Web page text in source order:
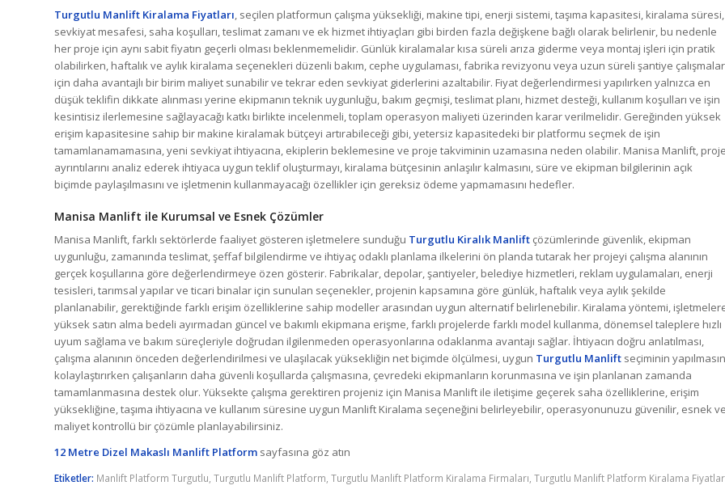
Turgutlu Manlift Kiralama Fiyatları, seçilen platformun çalışma yüksekliği, makine tipi, enerji sistemi, taşıma kapasitesi, kiralama süresi,
sevkiyat mesafesi, saha koşulları, teslimat zamanı ve ek hizmet ihtiyaçları gibi birden fazla değişkene bağlı olarak belirlenir, bu nedenle
her proje için aynı sabit fiyatın geçerli olması beklenmemelidir. Günlük kiralamalar kısa süreli arıza giderme veya montaj işleri için pratik
olabilirken, haftalık ve aylık kiralama seçenekleri düzenli bakım, cephe uygulaması, fabrika revizyonu veya uzun süreli şantiye
için daha avantajlı bir birim maliyet sunabilir ve tekrar eden sevkiyat giderlerini azaltabilir. Fiyat değerlendirmesi yapılırken yalnızca en
düşük teklifin dikkate alınması yerine ekipmanın teknik uygunluğu, bakım geçmişi, teslimat planı, hizmet desteği, kullanım koşulları ve işin
kesintisiz ilerlemesine sağlayacağı katkı birlikte incelenmeli, toplam operasyon maliyeti üzerinden karar verilmelidir. Gereğinden yüksek
erişim kapasitesine sahip bir makine kiralamak bütçeyi artırabileceği gibi, yetersiz kapasitedeki bir platformu seçmek de işin
tamamlanamamasına, yeni sevkiyat ihtiyacına, ekiplerin beklemesine ve proje takviminin uzamasına neden olabilir. Manisa Manlift,
ayrıntılarını analiz ederek ihtiyaca uygun teklif oluşturmayı, kiralama bütçesinin anlaşılır kalmasını, süre ve ekipman bilgilerinin açık
biçimde paylaşılmasını ve işletmenin kullanmayacağı özellikler için gereksiz ödeme yapmamasını hedefler.
Manisa Manlift ile Kurumsal ve Esnek Çözümler
Manisa Manlift, farklı sektörlerde faaliyet gösteren işletmelere sunduğu Turgutlu Kiralık Manlift çözümlerinde güvenlik, ekipman
uygunluğu, zamanında teslimat, şeffaf bilgilendirme ve ihtiyaç odaklı planlama ilkelerini ön planda tutarak her projeyi çalışma alanının
gerçek koşullarına göre değerlendirmeye özen gösterir. Fabrikalar, depolar, şantiyeler, belediye hizmetleri, reklam uygulamaları, enerji
tesisleri, tarımsal yapılar ve ticari binalar için sunulan seçenekler, projenin kapsamına göre günlük, haftalık veya aylık şekilde
planlanabilir, gerektiğinde farklı erişim özelliklerine sahip modeller arasından uygun alternatif belirlenebilir. Kiralama yöntemi,
yüksek satın alma bedeli ayırmadan güncel ve bakımlı ekipmana erişme, farklı projelerde farklı model kullanma, dönemsel taleplere hızlı
uyum sağlama ve bakım süreçleriyle doğrudan ilgilenmeden operasyonlarına odaklanma avantajı sağlar. İhtiyacın doğru anlatılması,
çalışma alanının önceden değerlendirilmesi ve ulaşılacak yüksekliğin net biçimde ölçülmesi, uygun Turgutlu Manlift seçiminin
kolaylaştırırken çalışanların daha güvenli koşullarda çalışmasına, çevredeki ekipmanların korunmasına ve işin planlanan zamanda
tamamlanmasına destek olur. Yüksekte çalışma gerektiren projeniz için Manisa Manlift ile iletişime geçerek saha özelliklerine, erişim
yüksekliğine, taşıma ihtiyacına ve kullanım süresine uygun Manlift Kiralama seçeneğini belirleyebilir, operasyonunuzu güvenilir, esnek
maliyet kontrollü bir çözümle planlayabilirsiniz.
12 Metre Dizel Makaslı Manlift Platform sayfasına göz atın
Etiketler: Manlift Platform Turgutlu Turgutlu Manlift Platform Turgutlu Manlift Platform Kiralama Firmaları Turgutlu Manlift Platform Kiralama